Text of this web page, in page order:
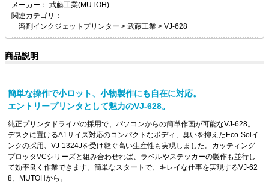
メーカー： 武藤工業(MUTOH)
関連カテゴリ：
溶剤インクジェットプリンター > 武藤工業 > VJ-628
商品説明
簡単な操作で小ロット、小物製作にも自在に対応。
エントリープリンタとして魅力のVJ-628。
純正プリンタドライバの採用で、パソコンからの簡単作画が可能なVJ-628。
デスクに置けるA1サイズ対応のコンパクトなボディ、臭いを抑えたEco-Solイ
ンクの採用、VJ-1324Jを受け継ぐ高い生産性も実現しました。カッティング
プロッタVCシリーズと組み合わせれば、ラベルやステッカーの製作も並行し
て効率良く作業できます。簡単なスタートで、キレイな仕事を実現するVJ-62
8、MUTOHから。